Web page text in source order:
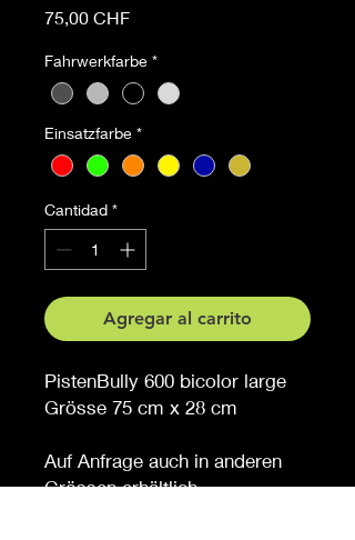
75,00 CHFPrecio
Fahrwerkfarbe *
Einsatzfarbe *
Cantidad *
Agregar al carrito
PistenBully 600 bicolor large
Grösse 75 cm x 28 cm
Auf Anfrage auch in anderen
Grössen erhältlich